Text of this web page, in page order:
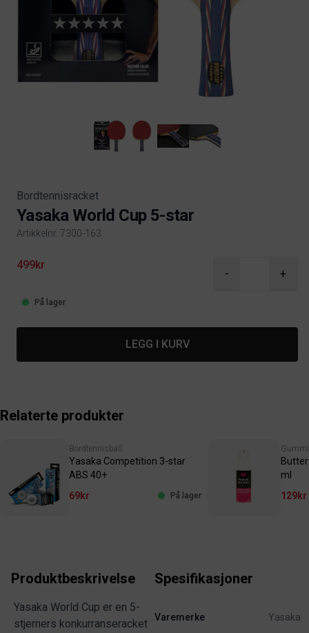
Bordtennisracket
Yasaka World Cup 5-star
Artikkelnr. 7300-163
Product information
499kr
- +
På lager
LEGG I KURV
Relaterte produkter
Bordtennisball
Yasaka Competition 3-star
ABS 40+
69kr
På lager
ml
129kr
Produktbeskrivelse
Yasaka World Cup er en 5-
stjerners konkurranseracket
Spesifikasjoner
Varemerke Yasaka